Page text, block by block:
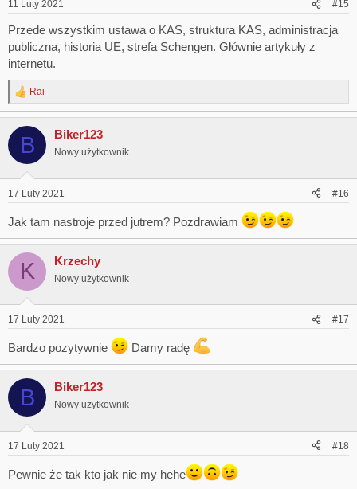
11 Luty 2021 #15
Przede wszystkim ustawa o KAS, struktura KAS, administracja
publiczna, historia UE, strefa Schengen. Głównie artykuły z
internetu.
R
e
c
i
s
Rai
B Biker123
Nowy użytkownik
17 Luty 2021 #16
Jak tam nastroje przed jutrem? Pozdrawiam
K Krzechy
Nowy użytkownik
17 Luty 2021 #17
Bardzo pozytywnie Damy radę
B Biker123
Nowy użytkownik
17 Luty 2021 #18
Pewnie że tak kto jak nie my hehe